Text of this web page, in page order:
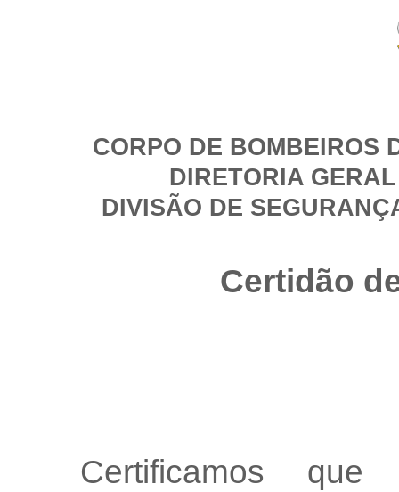
CORPO DE BOMBEIROS
DIRETORIA
DIVISÃO DE
Certidão
Certificamos